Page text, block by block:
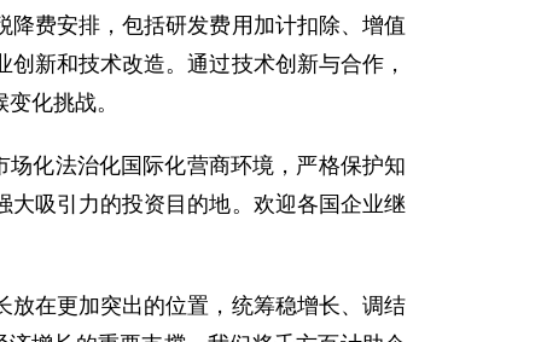
费安排，包括研发费用加计扣除、增值
新和技术改造。通过技术创新与合作，
化挑战。
化法治化国际化营商环境，严格保护知
吸引力的投资目的地。欢迎各国企业继
在更加突出的位置，统筹稳增长、调结